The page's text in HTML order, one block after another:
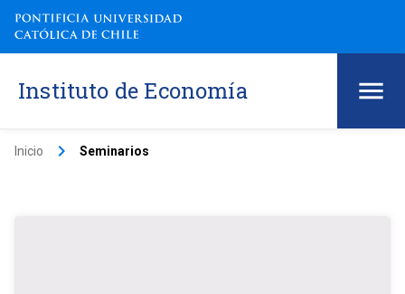
Instituto de Economía
Inicio keyboard_arrow_right Seminarios